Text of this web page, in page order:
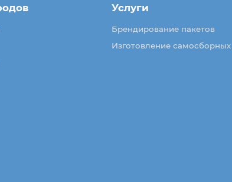
Услуги
Брендирование пакетов
Изготовление